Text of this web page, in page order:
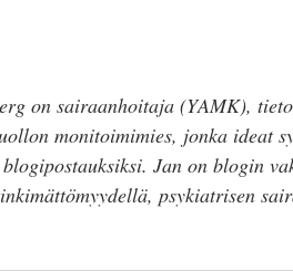
on sairaanhoitaja (YAMK),
monitoimimies, jonka ideat
Jan on blogin
psykiatrisen